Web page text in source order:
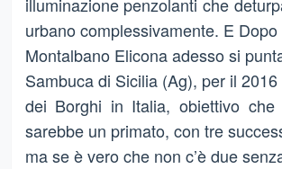
urbano complessivamente. E
Montalbano Elicona adesso si
Sambuca di Sicilia (Ag), per il
dei Borghi in Italia, obiettivo
sarebbe un primato, con tre
ma se è vero che non c’è due